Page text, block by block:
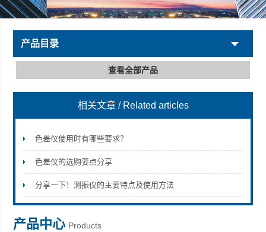
深圳市深博瑞仪器仪表有限公司
产品目录
查看全部产品
相关文章 / Related articles
色差仪使用时有哪些要求？
色差仪的选购要点分享
分享一下！测振仪的主要特点及使用方法
产品中心 Products